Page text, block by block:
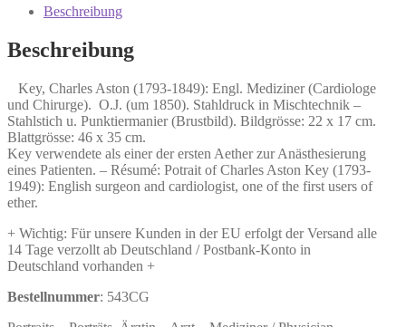
(1793-
Engl.
Mediziner
und
Chirurge).
Menge
Beschreibung
Beschreibung
Key, Charles Aston (1793-1849): Engl. Mediziner (Cardiologe
und Chirurge). O.J. (um 1850). Stahldruck in Mischtechnik –
Stahlstich u. Punktiermanier (Brustbild). Bildgrösse: 22 x 17 cm.
Blattgrösse: 46 x 35 cm.
Key verwendete als einer der ersten Aether zur Anästhesierung
eines Patienten. – Résumé: Potrait of Charles Aston Key (1793-
1949): English surgeon and cardiologist, one of the first users of
ether.
+ Wichtig: Für unsere Kunden in der EU erfolgt der Versand alle
14 Tage verzollt ab Deutschland / Postbank-Konto in
Deutschland vorhanden +
Bestellnummer: 543CG